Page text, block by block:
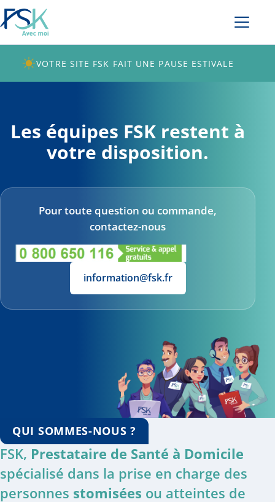
VOTRE SITE FSK FAIT UNE PAUSE ESTIVALE
Les équipes FSK restent à
votre disposition.
Pour toute question ou commande,
contactez-nous
information@fsk.fr
QUI SOMMES-NOUS ?
FSK, Prestataire de Santé à Domicile
spécialisé dans la prise en charge des
personnes stomisées ou atteintes de